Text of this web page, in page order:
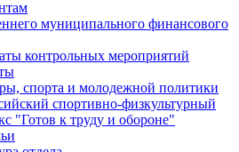
муниципального финансового
контрольных мероприятий
спорта и молодежной политики
спортивно-физкультурный
"Готов к труду и обороне"